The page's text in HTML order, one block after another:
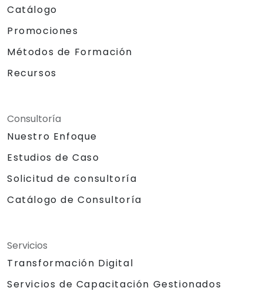
Catálogo
Promociones
Métodos de Formación
Recursos
Consultoría
Nuestro Enfoque
Estudios de Caso
Solicitud de consultoría
Catálogo de Consultoría
Servicios
Transformación Digital
Servicios de Capacitación Gestionados